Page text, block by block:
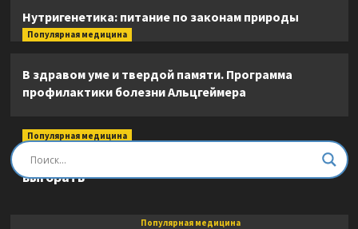
Нутригенетика: питание по законам природы
Популярная медицина
В здравом уме и твердой памяти. Программа
профилактики болезни Альцгеймера
Популярная медицина
Быть врачом. Как помогать, развиваться и не
выгорать
Популярная медицина